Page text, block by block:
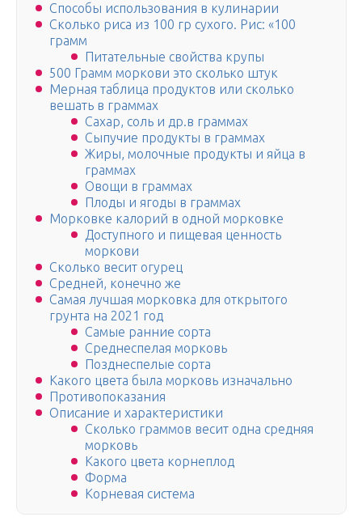
Способы использования в кулинарии
Сколько риса из 100 гр сухого. Рис: «100
грамм
Питательные свойства крупы
500 Грамм моркови это сколько штук
Мерная таблица продуктов или сколько
вешать в граммах
Сахар, соль и др.в граммах
Сыпучие продукты в граммах
Жиры, молочные продукты и яйца в
граммах
Овощи в граммах
Плоды и ягоды в граммах
Морковке калорий в одной морковке
Доступного и пищевая ценность
моркови
Сколько весит огурец
Средней, конечно же
Самая лучшая морковка для открытого
грунта на 2021 год
Самые ранние сорта
Среднеспелая морковь
Позднеспелые сорта
Какого цвета была морковь изначально
Противопоказания
Описание и характеристики
Сколько граммов весит одна средняя
морковь
Какого цвета корнеплод
Форма
Корневая система